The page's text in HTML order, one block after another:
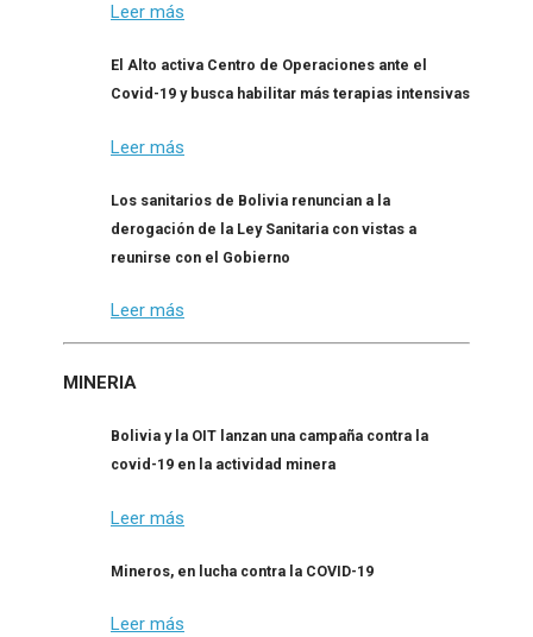
Leer más
El Alto activa Centro de Operaciones ante el
Covid-19 y busca habilitar más terapias intensivas
Leer más
Los sanitarios de Bolivia renuncian a la
derogación de la Ley Sanitaria con vistas a
reunirse con el Gobierno
Leer más
MINERIA
Bolivia y la OIT lanzan una campaña contra la
covid-19 en la actividad minera
Leer más
Mineros, en lucha contra la COVID-19
Leer más